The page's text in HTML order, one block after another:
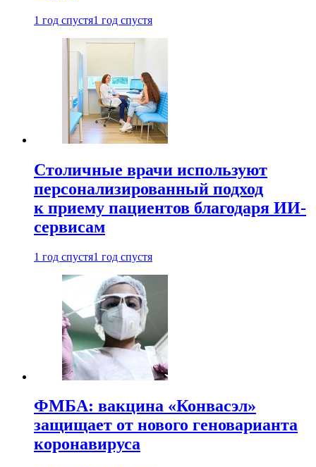
1 год спустя1 год спустя
Столичные врачи используют
персонализированный подход
к приему пациентов благодаря ИИ-
сервисам
1 год спустя1 год спустя
ФМБА: вакцина «Конвасэл»
защищает от нового геноварианта
коронавируса